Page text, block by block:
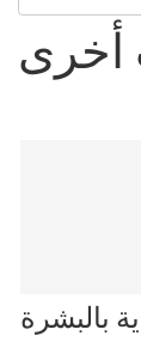
أخرى
بالبشرة